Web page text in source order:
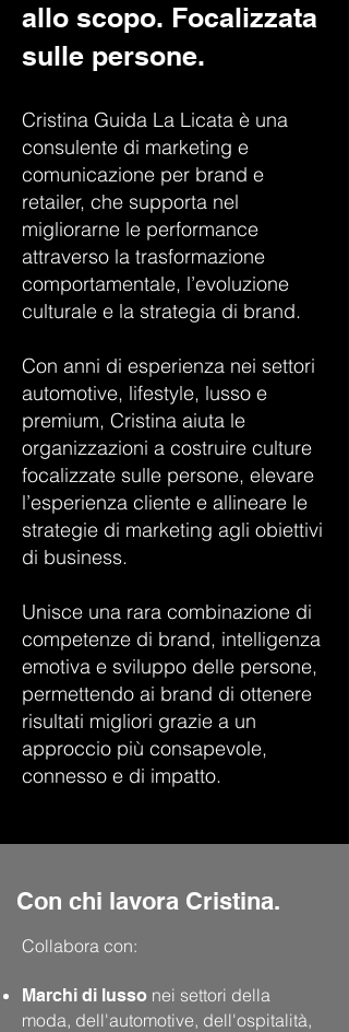
allo scopo. Focalizzata
sulle persone.
Cristina Guida La Licata è una
consulente di marketing e
comunicazione per brand e
retailer, che supporta nel
migliorarne le performance
attraverso la trasformazione
comportamentale, l’evoluzione
culturale e la strategia di brand.
Con anni di esperienza nei settori
automotive, lifestyle, lusso e
premium, Cristina aiuta le
organizzazioni a costruire culture
focalizzate sulle persone, elevare
l’esperienza cliente e allineare le
strategie di marketing agli obiettivi
di business.
Unisce una rara combinazione di
competenze di brand, intelligenza
emotiva e sviluppo delle persone,
permettendo ai brand di ottenere
risultati migliori grazie a un
approccio più consapevole,
connesso e di impatto.
Con chi lavora Cristina.
Collabora con:
Marchi di lusso nei settori della
moda, dell'automotive, dell'ospitalità,